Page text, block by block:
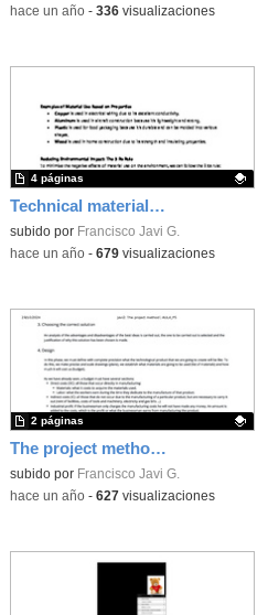
-hace un año- 336visualizaciones
Technical materials and their environmental effect
Contenido educativo.
subido por Francisco Javi G.
4 páginas
-hace un año- 679visualizaciones
The project method. TEDI theory 2º ESO
Contenido educativo.
subido por Francisco Javi G.
2 páginas
-hace un año- 627visualizaciones